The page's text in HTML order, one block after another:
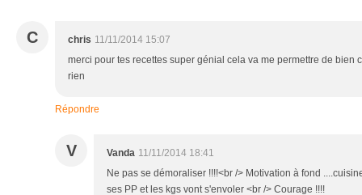
C chris 11/11/2014 15:07
merci pour tes recettes super génial cela va me permettre de bien
rien
Répondre
V Vanda 11/11/2014 18:41
Ne pas se démoraliser !!!!<br /> Motivation à fond
ses PP et les kgs vont s'envoler <br /> Courage !!!!